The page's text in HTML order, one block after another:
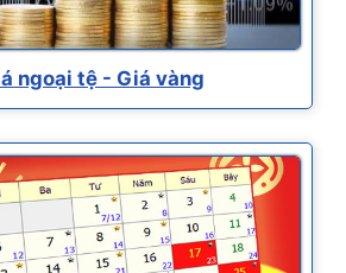
ngoại tệ - Giá vàng